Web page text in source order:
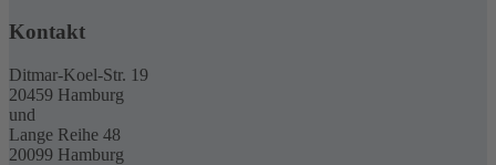
Kontakt
Ditmar-Koel-Str. 19
20459 Hamburg
und
Lange Reihe 48
20099 Hamburg